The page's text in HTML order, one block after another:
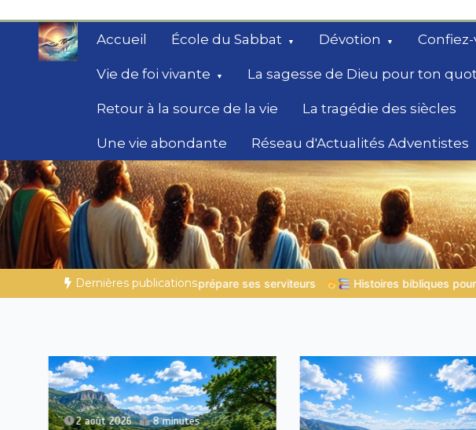
contenu
Accueil École du Sabbat Dévotion
Vie de foi vivante La sagesse de Dieu pour ton
Retour à la source de la vie La tragédie des siècles
Une vie abondante Réseau d'Actualités Adventistes
Secrets de la Bible
Des éclairages bibliques pour ceux qui cherchent un
chemin
Dernières publications
ses serviteurs Histoires bibliques pour s’émerveiller | 04.08.2026 | Job |
2 août 2026 8 minutes